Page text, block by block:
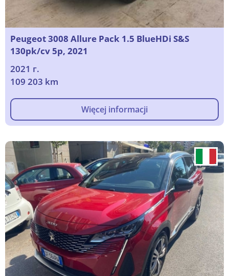
Peugeot 3008 Allure Pack 1.5 BlueHDi S&S
130pk/cv 5p, 2021
2021 г.
109 203 km
Więcej informacji